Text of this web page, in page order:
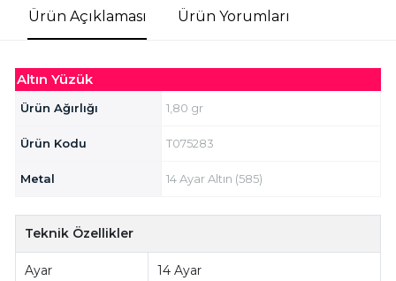
Ürün Açıklaması Ürün Yorumları
Altın Yüzük
Ürün Ağırlığı 1,80 gr
Ürün Kodu T075283
Metal 14 Ayar Altın (585)
Teknik Özellikler
Ayar 14 Ayar